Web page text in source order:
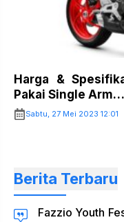
Harga &
Pakai Single
Sabtu, 27 Mei 2023 12:01
Berita Terbaru
Fazzio Youth